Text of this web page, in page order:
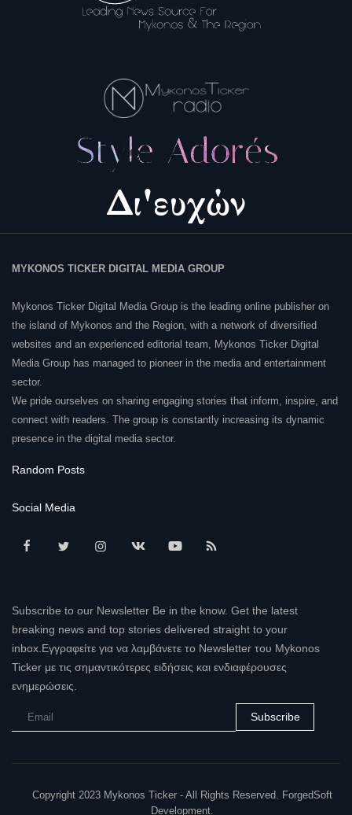
MYKONOS TICKER DIGITAL MEDIA GROUP
Mykonos Ticker Digital Media Group is the leading online publisher on
the island of Mykonos and the Region, with a network of diversified
websites and an experienced editorial team, Mykonos Ticker Digital
Media Group has managed to pioneer in the media and entertainment
sector.
We pride ourselves on sharing engaging stories that inform, inspire, and
connect with readers. The group is constantly increasing its dynamic
presence in the digital media sector.
Random Posts
Social Media
Subscribe to our Newsletter Be in the know. Get the latest
breaking news and top stories delivered straight to your
inbox.Εγγραφείτε για να λαμβάνετε το Newsletter του Mykonos
Ticker με τις σημαντικότερες ειδήσεις και ενδιαφέρουσες
ενημερώσεις.
Subscribe
Copyright 2023 Mykonos Ticker - All Rights Reserved. ForgedSoft
Development.